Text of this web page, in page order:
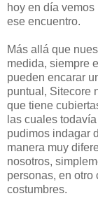
hoy en día
ese encuentro.
Más allá que
medida, siempre
pueden encarar
puntual, Sitecore
que tiene
las cuales
pudimos indagar
manera muy
nosotros,
personas, en otro
costumbres.